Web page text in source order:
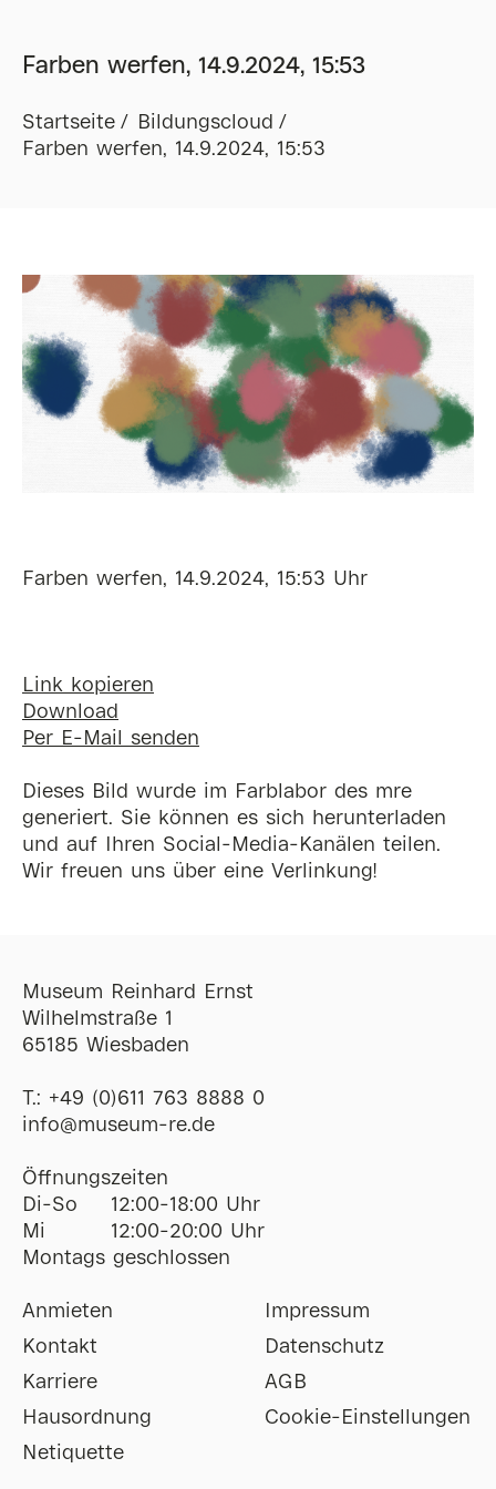
Farben werfen, 14.9.2024, 15:53
Startseite
Bildungscloud
Farben werfen, 14.9.2024, 15:53
Farben werfen, 14.9.2024, 15:53 Uhr
Link kopieren
Download
Per E-Mail senden
Dieses Bild wurde im Farblabor des mre
generiert. Sie können es sich herunterladen
und auf Ihren Social-Media-Kanälen teilen.
Wir freuen uns über eine Verlinkung!
Museum Reinhard Ernst
Wilhelmstraße 1
65185 Wiesbaden
T.: +49 (0)611 763 8888 0
ofni@museum-re de
Öffnungszeiten
Di-So
12:00-18:00 Uhr
Mi
12:00-20:00 Uhr
Montags geschlossen
Anmieten
Kontakt
Karriere
Hausordnung
Netiquette
Impressum
Datenschutz
AGB
Cookie-Einstellungen